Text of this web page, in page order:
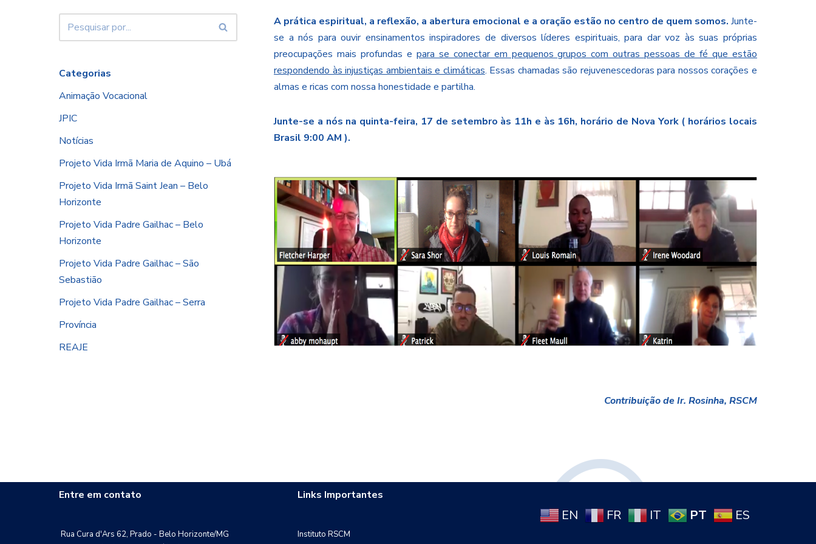
Categorias
Animação Vocacional
JPIC
Notícias
Projeto Vida Irmã Maria de Aquino – Ubá
Projeto Vida Irmã Saint Jean – Belo
Horizonte
Projeto Vida Padre Gailhac – Belo
Horizonte
Projeto Vida Padre Gailhac – São
Sebastião
Projeto Vida Padre Gailhac – Serra
Província
REAJE
A prática espiritual, a reflexão, a abertura emocional e a oração estão no centro de quem somos. Junte-
se a nós para ouvir ensinamentos inspiradores de diversos líderes espirituais, para dar voz às suas próprias
preocupações mais profundas e para se conectar em pequenos grupos com outras pessoas de fé que estão
respondendo às injustiças ambientais e climáticas. Essas chamadas são rejuvenescedoras para nossos corações e
almas e ricas com nossa honestidade e partilha.
Junte-se a nós na quinta-feira, 17 de setembro às 11h e às 16h, horário de Nova York ( horários locais
Brasil 9:00 AM ).
Contribuição de Ir. Rosinha, RSCM
Entre em contato
Rua Cura d'Ars 62, Prado - Belo Horizonte/MG
Links Importantes
Instituto RSCM
EN FR IT PT ES